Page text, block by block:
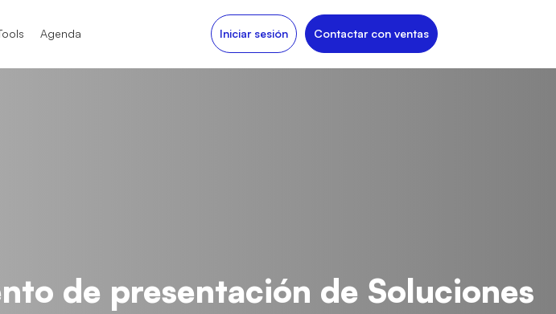
Agenda Iniciar sesión Contactar con ventas
de presentación de Soluciones